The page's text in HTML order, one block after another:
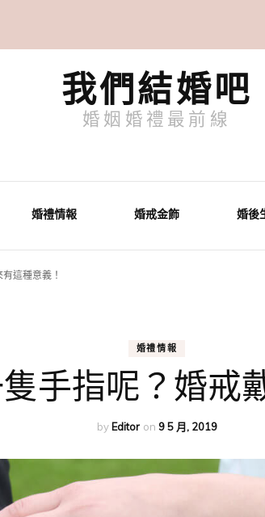
我們結婚吧
婚姻婚禮最前線
婚禮情報 婚戒金飾 婚後
這種意義！
婚禮情報
手指呢？婚戒
by Editor on 9 5 月, 2019